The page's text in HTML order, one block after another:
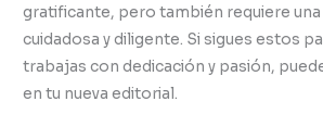
gratificante, pero también requiere
cuidadosa y diligente. Si sigues estos
trabajas con dedicación y pasión,
en tu nueva editorial.